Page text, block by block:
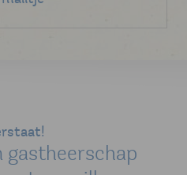
gastheerschap